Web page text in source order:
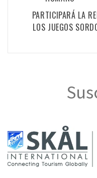
PARTICIPARÁ LA
LOS JUEGOS